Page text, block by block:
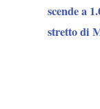
scende a
stretto di